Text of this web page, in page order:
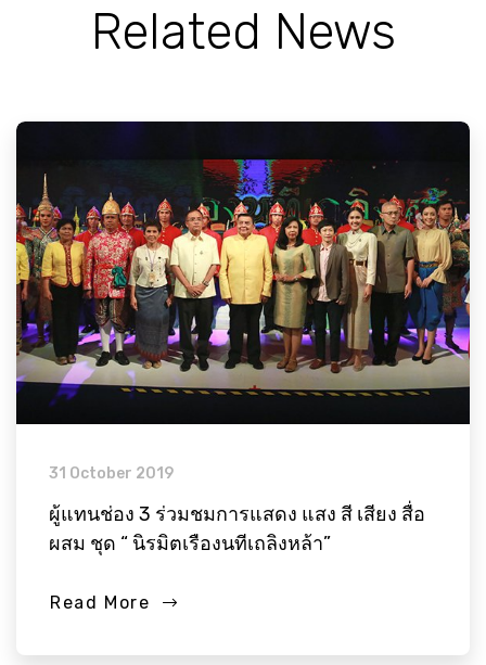
Related News
31 October 2019
ผู้แทนช่อง 3 ร่วมชมการแสดง แสง สี เสียง สื่อ
ผสม ชุด “ นิรมิตเรืองนทีเถลิงหล้า”
Read More